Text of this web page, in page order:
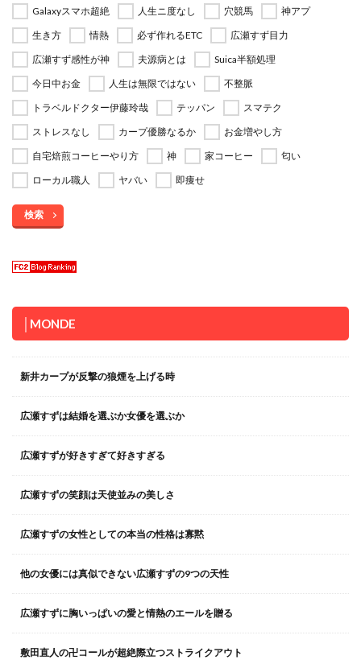
Galaxyスマホ超絶 人生ニ度なし 穴競馬
神アプ
生き方
情熱 必ず作れるETC
広瀬すず目力
広瀬すず感性が神
夫源病とは
Suica半額処理
今日中お金
人生は無限ではない
不整脈
トラベルドクター伊藤玲哉
テッパン
スマテク
ストレスなし
カープ優勝なるか
お金増やし方
自宅焙煎コーヒーやり方
神 家コーヒー
匂い
ローカル職人
ヤバい 即痩せ
検索
│MONDE
新井カープが反撃の狼煙を上げる時
広瀬すずは結婚を選ぶか女優を選ぶか
広瀬すずが好きすぎて好きすぎる
広瀬すずの笑顔は天使並みの美しさ
広瀬すずの女性としての本当の性格は寡黙
他の女優には真似できない広瀬すずの9つの天性
広瀬すずに胸いっぱいの愛と情熱のエールを贈る
敷田直人の卍コールが超絶際立つストライクアウト